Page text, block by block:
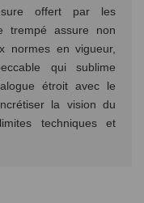
offert par les
trempé assure non
normes en vigueur,
qui sublime
étroit avec le
la vision du
techniques et